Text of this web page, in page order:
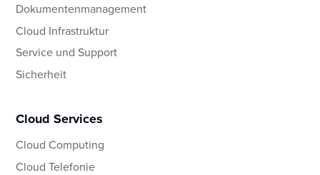
Dokumentenmanagement
Cloud Infrastruktur
Service und Support
Sicherheit
Cloud Services
Cloud Computing
Cloud Telefonie